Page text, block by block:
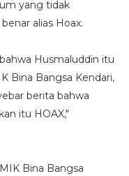
yang tidak
alias Hoax.
Husmaluddin itu
Bina Bangsa Kendari,
berita bahwa
itu HOAX,"
Bina Bangsa